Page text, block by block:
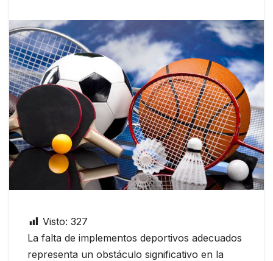
Visto: 327
La falta de implementos deportivos adecuados
representa un obstáculo significativo en la